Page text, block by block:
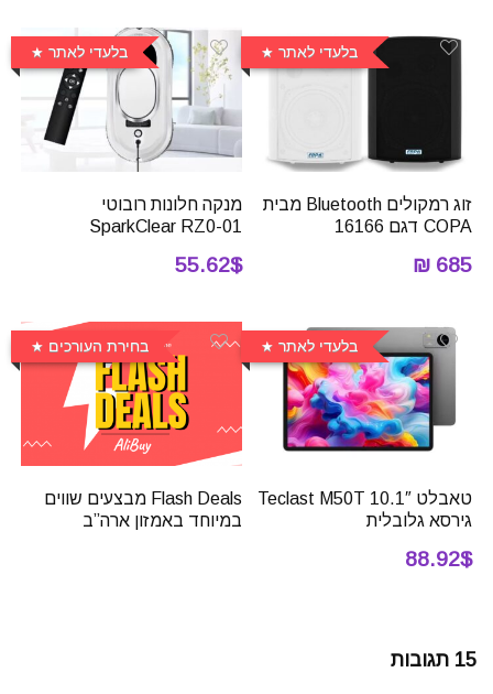
בלעדי לאתר
זוג רמקולים Bluetooth מבית
COPA דגם 16166
685 ₪
בלעדי לאתר
מנקה חלונות רובוטי
SparkClear RZ0-01
55.62$
בלעדי לאתר
טאבלט 10.1″ Teclast M50T
גירסא גלובלית
88.92$
בחירת העורכים
Flash Deals מבצעים שווים
במיוחד באמזון ארה”ב
15 תגובות